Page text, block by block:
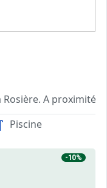
Rosière. A proximité
en bois.
Piscine
-10%